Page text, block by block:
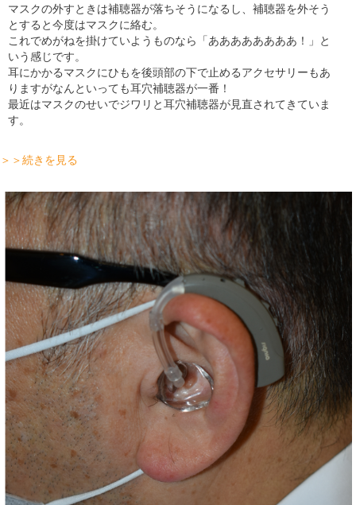
マスクの外すときは補聴器が落ちそうになるし、補聴器を外そう
とすると今度はマスクに絡む。
これでめがねを掛けていようものなら「ああああああああ！」と
いう感じです。
耳にかかるマスクにひもを後頭部の下で止めるアクセサリーもあ
りますがなんといっても耳穴補聴器が一番！
最近はマスクのせいでジワリと耳穴補聴器が見直されてきていま
す。
＞＞続きを見る